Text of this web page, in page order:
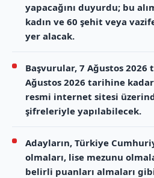
yapacağını duyurdu; bu
kadın ve 60 şehit veya
yer alacak.
Başvurular, 7 Ağustos 2026
Ağustos 2026 tarihine kadar
resmi internet sitesi
şifreleriyle yapılabilecek.
Adayların, Türkiye
olmaları, lise mezunu
belirli puanları almaları